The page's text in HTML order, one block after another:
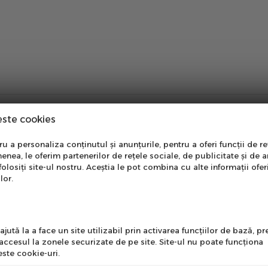
care doresc performanta, control si confort in fiecare
pentru a oferi eficienta maxima pe trasee montane,
pentru stabilitate si confort
cu blocator pentru control optim
adaptabilitate la orice teren
cookies
a personaliza conținutul și anunțurile, pentru a oferi funcții de
le oferim partenerilor de rețele sociale, de publicitate și de
site-ul nostru. Aceștia le pot combina cu alte informații
la a face un site utilizabil prin activarea funcţiilor de bază,
la zonele securizate de pe site. Site-ul nu poate funcţiona
cookie-uri.
Newsletter
te la newsletter
a primi cele mai noi